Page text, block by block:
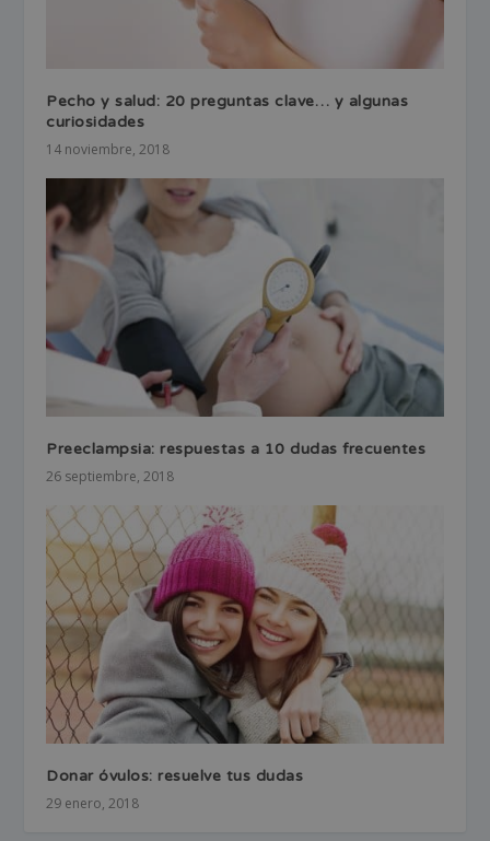
Pecho y salud: 20 preguntas clave… y algunas
curiosidades
14 noviembre, 2018
Preeclampsia: respuestas a 10 dudas frecuentes
26 septiembre, 2018
Donar óvulos: resuelve tus dudas
29 enero, 2018